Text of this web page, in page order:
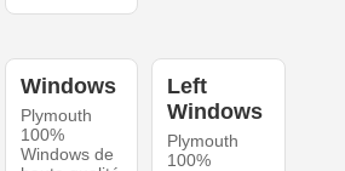
Windows
Plymouth
100%
Windows de
Left
Windows
Plymouth
100%